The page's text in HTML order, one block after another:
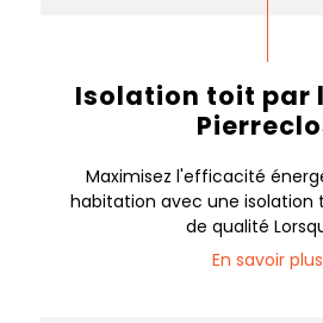
Isolation toit par
Maximisez l'efficacité
habitation avec une isolation
de qualité
En savoir plus